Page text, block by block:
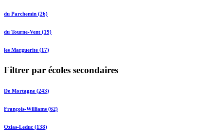
du Parchemin (26)
du Tourne-Vent (19)
les Marguerite (17)
Filtrer par écoles secondaires
De Mortagne (243)
François-Williams (62)
Ozias-Leduc (138)